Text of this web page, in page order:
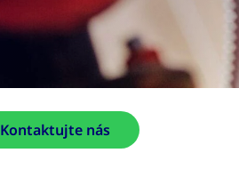
Kontaktujte nás